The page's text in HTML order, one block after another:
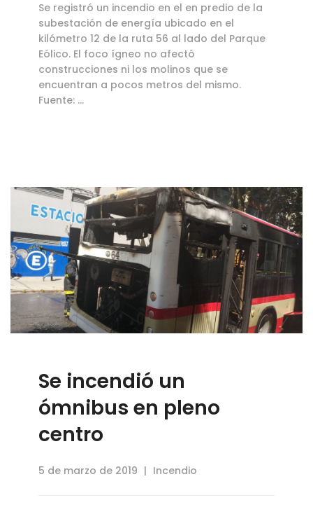
Se registró un incendio en el en predio de la
subestación de energía ubicado en el
kilómetro 12 de la ruta 56 al lado del Parque
Eólico. El foco ígneo no afectó
construcciones ni los molinos que se
encuentran a pocos metros del mismo.
Fuente: …
Se incendió un
ómnibus en pleno
centro
5 de marzo de 2019 Incendio